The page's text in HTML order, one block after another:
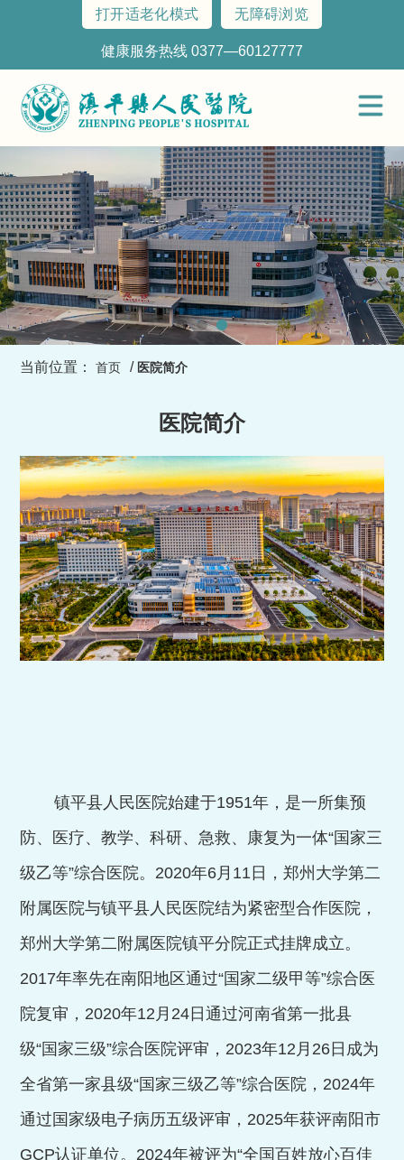
打开适老化模式 无障碍浏览
健康服务热线 0377—60127777
当前位置：首页 / 医院简介
医院简介
镇平县人民医院始建于1951年，是一所集预
防、医疗、教学、科研、急救、康复为一体“国家三
级乙等”综合医院。 2020年6 月 11 日，郑州大学第二
附属医院与镇平县人民医院结为紧密型合作医院，
郑州大学第二附属医院镇平分院正式挂牌成立。
2017年率先在南阳地区通过“国家二级甲等”综合医
院复审， 2020年12 月 24日通过河南省第一批县
级“国家三级”综合医院评审， 2023年12 月 26日成为
全省第一家县级“国家三级乙等”综合医院， 2024年
通过国家级电子病历五级评审， 2025年获评南阳市
GCP认证单位。 2024年被评为“全国百姓放心百佳